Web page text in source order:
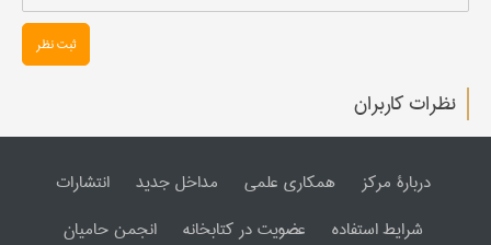
ثبت نظر
نظرات کاربران
دربارۀ مرکز همکاری علمی مداخل جدید
انتشارات
شرایط استفاده
عضویت در کتابخانه انجمن حامیان